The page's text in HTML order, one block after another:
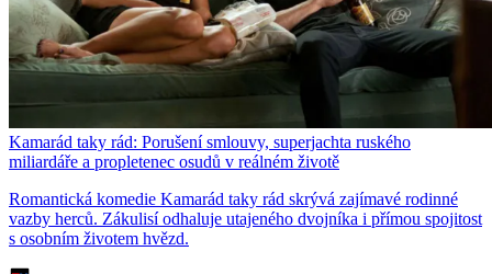
Kamarád taky rád: Porušení smlouvy, superjachta ruského
miliardáře a propletenec osudů v reálném životě
Romantická komedie Kamarád taky rád skrývá zajímavé rodinné
vazby herců. Zákulisí odhaluje utajeného dvojníka i přímou spojitost
s osobním životem hvězd.